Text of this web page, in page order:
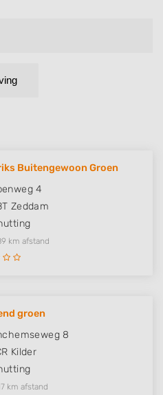
Buitengewoon Groen
4
Zeddam
km afstand
groen
8
Kilder
km afstand